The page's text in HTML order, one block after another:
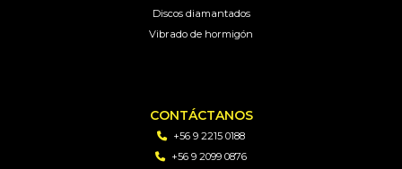
Discos diamantados
Vibrado de hormigón
CONTÁCTANOS
+56 9 2215 0188
+56 9 2099 0876